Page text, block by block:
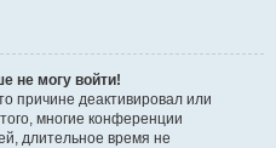
не могу войти!
причине деактивировал или
многие конференции
длительное время не